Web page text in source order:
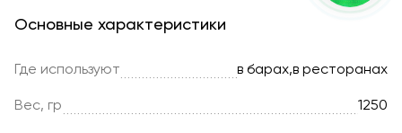
Основные характеристики
Где используют в барах,в ресторанах
Вес, гр 1250